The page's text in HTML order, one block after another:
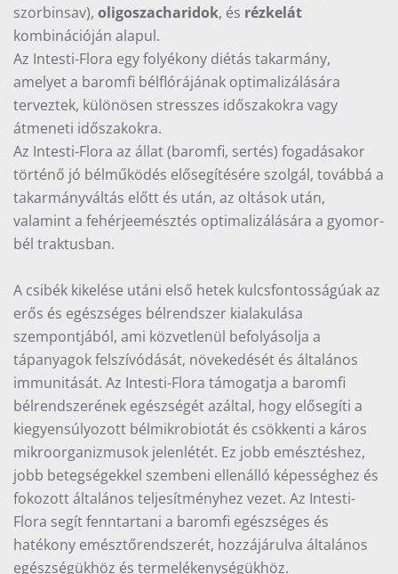
szorbinsav), oligoszacharidok, és rézkelát
kombinációján alapul.
Az Intesti-Flora egy folyékony diétás takarmány,
amelyet a baromfi bélflórájának optimalizálására
terveztek, különösen stresszes időszakokra vagy
átmeneti időszakokra.
Az Intesti-Flora az állat (baromfi, sertés) fogadásakor
történő jó bélműködés elősegítésére szolgál, továbbá a
takarmányváltás előtt és után, az oltások után,
valamint a fehérjeemésztés optimalizálására a gyomor-
bél traktusban.
A csibék kikelése utáni első hetek kulcsfontosságúak az
erős és egészséges bélrendszer kialakulása
szempontjából, ami közvetlenül befolyásolja a
tápanyagok felszívódását, növekedését és általános
immunitását. Az Intesti-Flora támogatja a baromfi
bélrendszerének egészségét azáltal, hogy elősegíti a
kiegyensúlyozott bélmikrobiotát és csökkenti a káros
mikroorganizmusok jelenlétét. Ez jobb emésztéshez,
jobb betegségekkel szembeni ellenálló képességhez és
fokozott általános teljesítményhez vezet. Az Intesti-
Flora segít fenntartani a baromfi egészséges és
hatékony emésztőrendszerét, hozzájárulva általános
egészségükhöz és termelékenységükhöz.